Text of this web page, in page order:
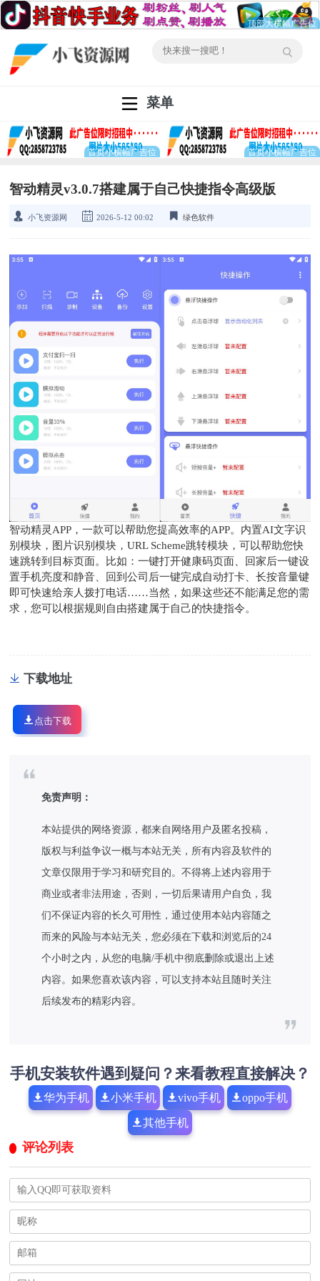
菜单
智动精灵v3.0.7搭建属于自己快捷指令高级版
小飞资源网 2026-5-12 00:02 绿色软件
智动精灵APP，一款可以帮助您提高效率的APP。内置AI文字识
别模块，图片识别模块，URL Scheme跳转模块，可以帮助您快
速跳转到目标页面。比如：一键打开健康码页面、回家后一键设
置手机亮度和静音、回到公司后一键完成自动打卡、长按音量键
即可快速给亲人拨打电话……当然，如果这些还不能满足您的需
求，您可以根据规则自由搭建属于自己的快捷指令。
下载地址
点击下载
免责声明：
本站提供的网络资源，都来自网络用户及匿名投稿，
版权与利益争议一概与本站无关，所有内容及软件的
文章仅限用于学习和研究目的。不得将上述内容用于
商业或者非法用途，否则，一切后果请用户自负，我
们不保证内容的长久可用性，通过使用本站内容随之
而来的风险与本站无关，您必须在下载和浏览后的24
个小时之内，从您的电脑/手机中彻底删除或退出上述
内容。如果您喜欢该内容，可以支持本站且随时关注
后续发布的精彩内容。
手机安装软件遇到疑问？来看教程直接解决？
华为手机 小米手机 vivo手机 oppo手机
其他手机
评论列表